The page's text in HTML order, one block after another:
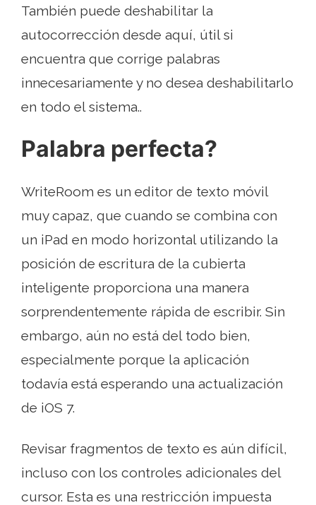
También puede deshabilitar la
autocorrección desde aquí, útil si
encuentra que corrige palabras
innecesariamente y no desea deshabilitarlo
en todo el sistema..
Palabra perfecta?
WriteRoom es un editor de texto móvil
muy capaz, que cuando se combina con
un iPad en modo horizontal utilizando la
posición de escritura de la cubierta
inteligente proporciona una manera
sorprendentemente rápida de escribir. Sin
embargo, aún no está del todo bien,
especialmente porque la aplicación
todavía está esperando una actualización
de iOS 7.
Revisar fragmentos de texto es aún difícil,
incluso con los controles adicionales del
cursor. Esta es una restricción impuesta